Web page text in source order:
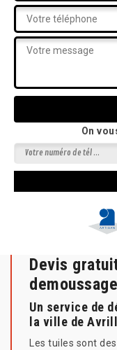
On
Devis
Un service de
la ville de
Les tuiles sont